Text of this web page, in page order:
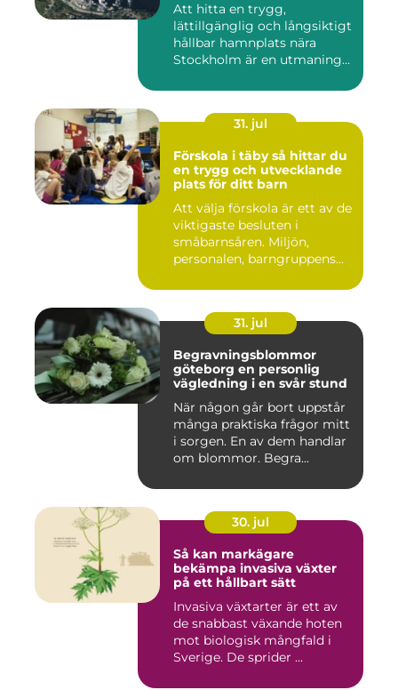
Att hitta en trygg,
lättillgänglig och långsiktigt
hållbar hamnplats nära
Stockholm är en utmaning
31. jul
Förskola i täby så hittar du
en trygg och utvecklande
plats för ditt barn
Att välja förskola är ett av de
viktigaste besluten i
småbarnsåren. Miljön,
personalen, barngruppens...
31. jul
Begravningsblommor
göteborg en personlig
vägledning i en svår stund
När någon går bort uppstår
många praktiska frågor mitt
i sorgen. En av dem handlar
om blommor. Begra...
30. jul
Så kan markägare
bekämpa invasiva växter
på ett hållbart sätt
Invasiva växtarter är ett av
de snabbast växande hoten
mot biologisk mångfald i
Sverige. De sprider ...